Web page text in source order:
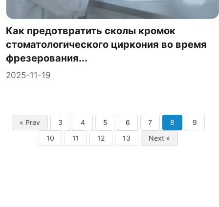
Как предотвратить сколы кромок
стоматологического циркония во время
фрезерования...
2025-11-19
« Prev 3 4 5 6 7 8
9
10
11 12 13 Next »